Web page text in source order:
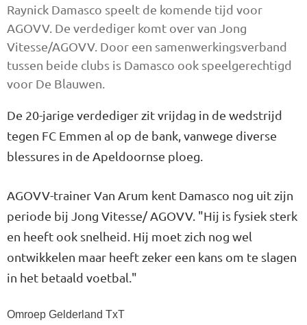
Raynick Damasco speelt de komende tijd voor
AGOVV. De verdediger komt over van Jong
Vitesse/AGOVV. Door een samenwerkingsverband
tussen beide clubs is Damasco ook speelgerechtigd
voor De Blauwen.
De 20-jarige verdediger zit vrijdag in de wedstrijd
tegen FC Emmen al op de bank, vanwege diverse
blessures in de Apeldoornse ploeg.
AGOVV-trainer Van Arum kent Damasco nog uit zijn
periode bij Jong Vitesse/ AGOVV. "Hij is fysiek sterk
en heeft ook snelheid. Hij moet zich nog wel
ontwikkelen maar heeft zeker een kans om te slagen
in het betaald voetbal."
Omroep Gelderland TxT